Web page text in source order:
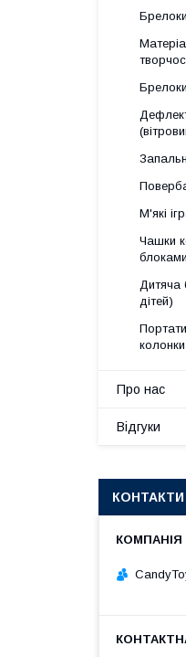
М'які
Чашки
Дитяча
дітей)
колонки
Про нас
Відгуки
КОНТАКТИ